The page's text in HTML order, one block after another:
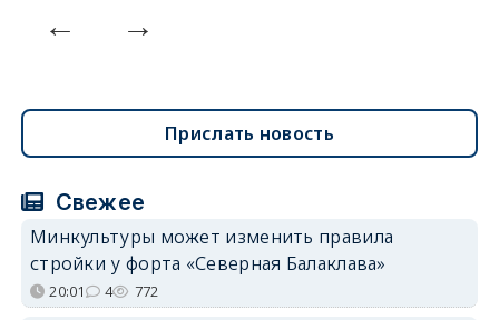
Прислать новость
Свежее
Минкультуры может изменить правила
стройки у форта «Северная Балаклава»
20:01 4 772